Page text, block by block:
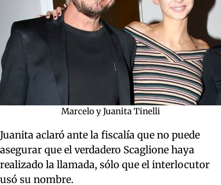
Marcelo y Juanita Tinelli
Juanita aclaró ante la fiscalía que no puede
asegurar que el verdadero Scaglione haya
realizado la llamada, sólo que el interlocutor
usó su nombre.